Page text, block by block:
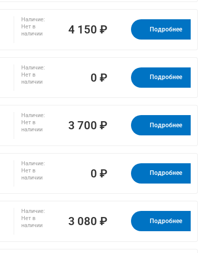
Наличие:
Нет в
наличии
4 150 ₽ Подробнее
Наличие:
Нет в
наличии
0 ₽ Подробнее
Наличие:
Нет в
наличии
3 700 ₽ Подробнее
Наличие:
Нет в
наличии
0 ₽ Подробнее
Наличие:
Нет в
наличии
3 080 ₽ Подробнее